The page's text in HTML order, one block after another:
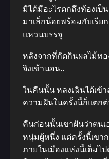
มิได้มีอะไรตกถึงท้องเป็
มาเล็กน้อยพร้อมกับเรีย
แหวนบรรจุ
หลังจากที่กัดกินผลไม้ท
จึงเข้านอน..
ในคืนนั้น หลงเฉินได้เข้
ความฝันในครั้งนี้ก็แตกต่
คืนก่อนนั้นเขาฝันว่าตนเ
หนุ่มผู้หนึ่ง แต่ครั้งนี้เขา
ภายในเมืองแห่งนี้เต็มไ